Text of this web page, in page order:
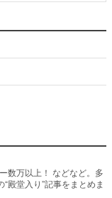
殿堂入り”記事をまとめま
時のエピソードをお聞き
か？を探っていきます。